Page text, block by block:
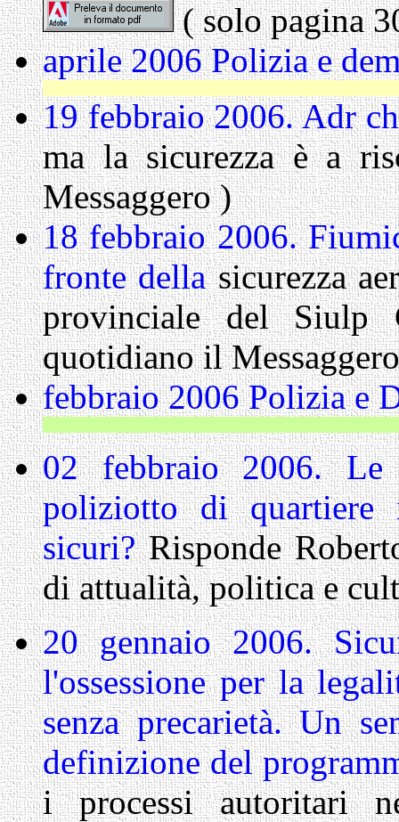
( solo pagina
aprile 2006 Polizia e
19 febbraio 2006. Adr
ma la sicurezza è a
Messaggero )
18 febbraio 2006.
fronte dellasicurezza
provinciale del
quotidiano il
febbraio 2006 Polizia e
02 febbraio 2006. Le
poliziotto di quartiere
sicuri?Risponde
di attualità, politica e
20 gennaio 2006.
l'ossessione per la
senza precarietà. Un
definizione del
i processi autoritari